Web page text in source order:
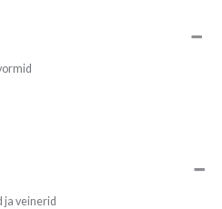
ja veinerid